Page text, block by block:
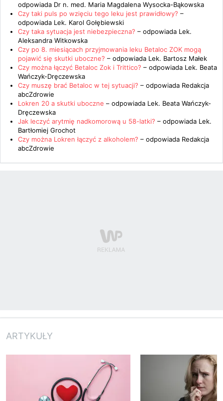
odpowiada Dr n. med. Maria Magdalena Wysocka-Bąkowska
Czy taki puls po wzięciu tego leku jest prawidłowy? –
odpowiada Lek. Karol Gołębiewski
Czy taka sytuacja jest niebezpieczna? – odpowiada Lek.
Aleksandra Witkowska
Czy po 8. miesiącach przyjmowania leku Betaloc ZOK mogą
pojawić się skutki uboczne? – odpowiada Lek. Bartosz Małek
Czy można łączyć Betaloc Zok i Trittico? – odpowiada Lek. Beata
Wańczyk-Dręczewska
Czy muszę brać Betaloc w tej sytuacji? – odpowiada Redakcja
abcZdrowie
Lokren 20 a skutki uboczne – odpowiada Lek. Beata Wańczyk-
Dręczewska
Jak leczyć arytmię nadkomorową u 58-latki? – odpowiada Lek.
Bartłomiej Grochot
Czy można Lokren łączyć z alkoholem? – odpowiada Redakcja
abcZdrowie
ARTYKUŁY